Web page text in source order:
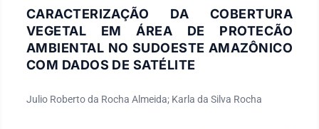
CARACTERIZAÇÃO DA COBERTURA
VEGETAL EM ÁREA DE PROTECÃO
AMBIENTAL NO SUDOESTE AMAZÔNICO
COM DADOS DE SATÉLITE
Julio Roberto da Rocha Almeida; Karla da Silva Rocha